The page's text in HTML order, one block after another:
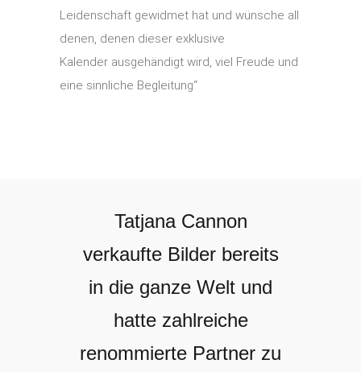
Leidenschaft gewidmet hat und wünsche all
denen, denen dieser exklusive
Kalender ausgehändigt wird, viel Freude und
eine sinnliche Begleitung“
Tatjana Cannon
verkaufte Bilder bereits
in die ganze Welt und
hatte zahlreiche
renommierte Partner zu